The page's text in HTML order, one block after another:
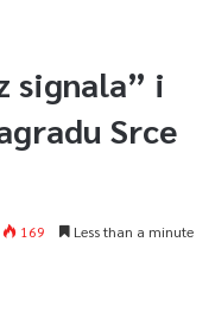
signala” i
Srce
169 Less than a minute